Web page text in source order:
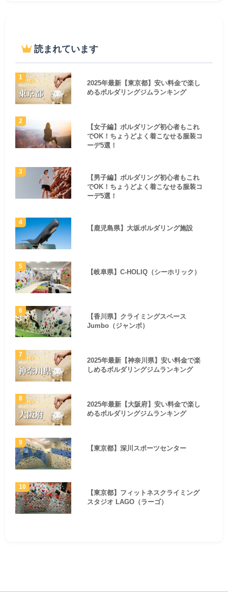
読まれています
2025年最新【東京都】安い料金で楽し
めるボルダリングジムランキング
【女子編】ボルダリング初心者もこれ
でOK！ちょうどよく着こなせる服装コ
ーデ5選！
【男子編】ボルダリング初心者もこれ
でOK！ちょうどよく着こなせる服装コ
ーデ5選！
【鹿児島県】大坂ボルダリング施設
【岐阜県】C-HOLIQ（シーホリック）
【香川県】クライミングスペース
Jumbo（ジャンボ）
2025年最新【神奈川県】安い料金で楽
しめるボルダリングジムランキング
2025年最新【大阪府】安い料金で楽し
めるボルダリングジムランキング
【東京都】深川スポーツセンター
【東京都】フィットネスクライミング
スタジオ LAGO（ラーゴ）